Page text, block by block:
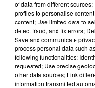
sur la scène, c’est
les choses.C’est
maison avec ma
sens le plus à l’aise
of data from different
profiles to personalise
content; Use limited data to
detect fraud, and fix errors;
Save and communicate
process personal data such
following functionalities:
requested; Use precise
other data sources; Link
information transmitted